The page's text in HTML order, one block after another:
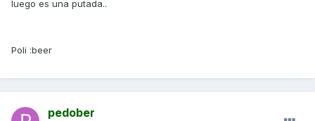
luego es una putada..
Poli :beer
pedober